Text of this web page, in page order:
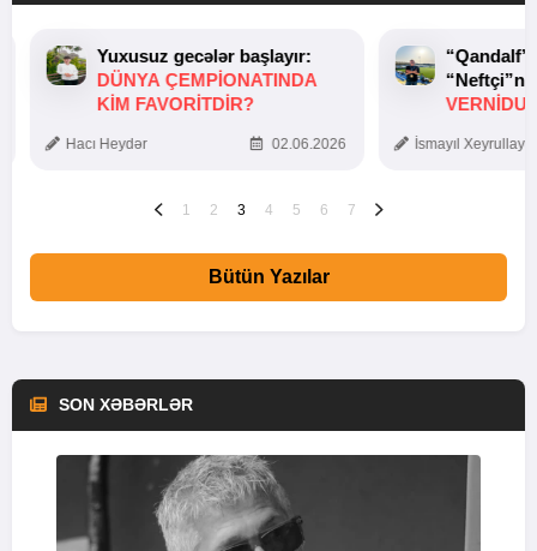
Yuxusuz gecələr başlayır:
DÜNYA ÇEMPIONATINDA
KIM FAVORITDIR?
Hacı Heydər 02.06.2026 İsmayıl
1 2 3 4 5 6 7
Bütün Yazılar
SON XƏBƏRLƏR